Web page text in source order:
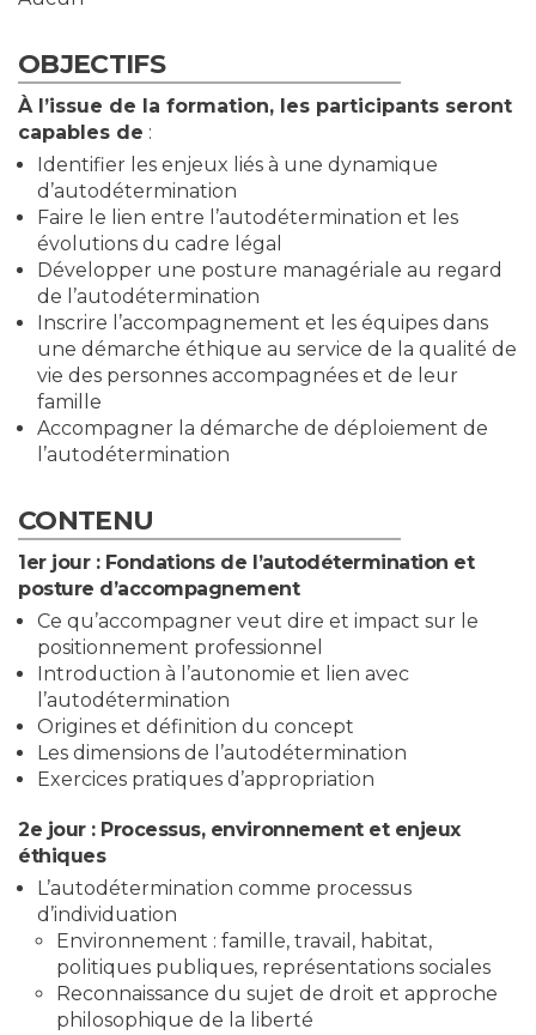
OBJECTIFS
À l’issue de la formation, les participants seront
capables de :
Identifier les enjeux liés à une dynamique
d’autodétermination
Faire le lien entre l’autodétermination et les
évolutions du cadre légal
Développer une posture managériale au regard
de l’autodétermination
Inscrire l’accompagnement et les équipes dans
une démarche éthique au service de la qualité de
vie des personnes accompagnées et de leur
famille
Accompagner la démarche de déploiement de
l’autodétermination
CONTENU
1er jour : Fondations de l’autodétermination et
posture d’accompagnement
Ce qu’accompagner veut dire et impact sur le
positionnement professionnel
Introduction à l’autonomie et lien avec
l’autodétermination
Origines et définition du concept
Les dimensions de l’autodétermination
Exercices pratiques d’appropriation
2e jour : Processus, environnement et enjeux
éthiques
L’autodétermination comme processus
d’individuation
Environnement : famille, travail, habitat,
politiques publiques, représentations sociales
Reconnaissance du sujet de droit et approche
philosophique de la liberté